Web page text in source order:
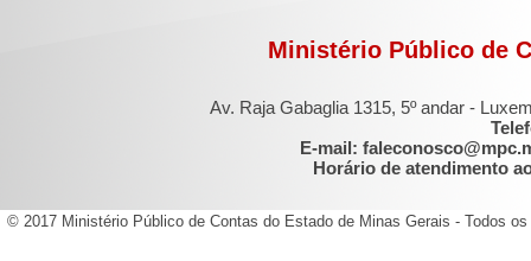
Ministério Público de
Av. Raja Gabaglia 1315, 5º andar -
E-mail:
Horário de atendimento
© 2017 Ministério Público de Contas do Estado de Minas Gerais - Todos